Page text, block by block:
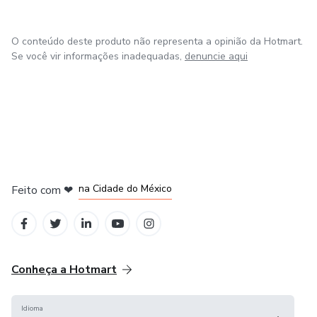
Siga-me nas redes sociais para ficar por dentro das
O conteúdo deste produto não representa a opinião da Hotmart.
Se você vir informações inadequadas, denuncie aqui
Feito com ❤ na Cidade do México
Conheça a Hotmart
Idioma